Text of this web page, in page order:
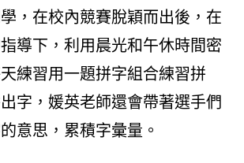
，在校內競賽脫穎而出後，在
導下，利用晨光和午休時間密
練習用一題拼字組合練習拼
字，媛英老師還會帶著選手們
意思，累積字彙量。